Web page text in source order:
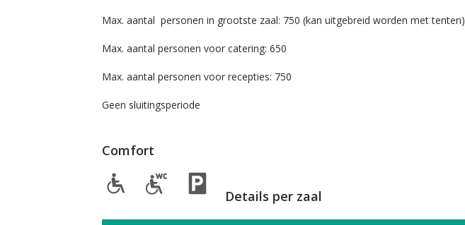
Max. aantal personen in grootste zaal: 750 (kan uitgebreid worden met tenten)
Max. aantal personen voor catering: 650
Max. aantal personen voor recepties: 750
Geen sluitingsperiode
Comfort
Details per zaal